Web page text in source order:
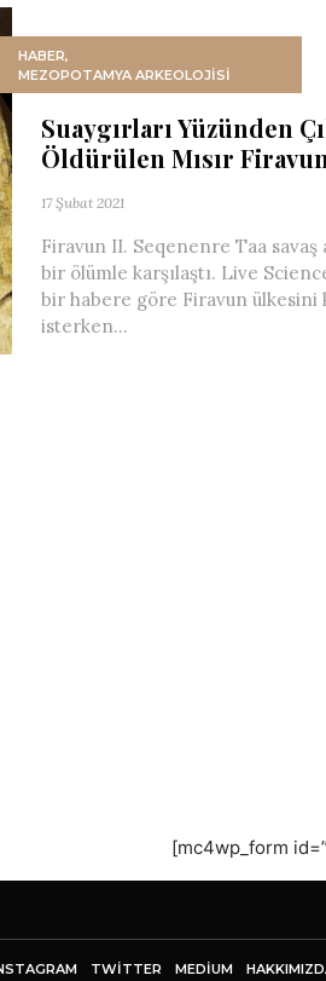
HABER,
MEZOPOTAMYA ARKEOLOJISI
Suaygırları Yüzünden
Öldürülen Mısır
17 Şubat 2021
Firavun II. Seqenenre Taa savaş
bir ölümle karşılaştı. Live
bir habere göre Firavun ülkesini
isterken...
[mc4wp_form
TWITTER MEDIUM